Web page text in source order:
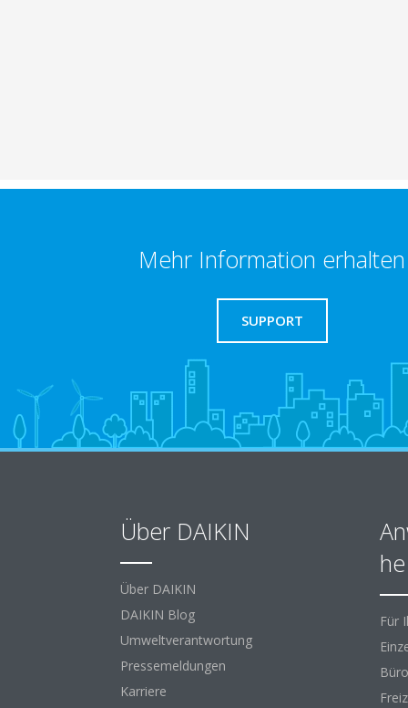
Mehr Information erhalten
SUPPORT
Über DAIKIN
Über DAIKIN
DAIKIN Blog
Umweltverantwortung
Pressemeldungen
Karriere
he
Für